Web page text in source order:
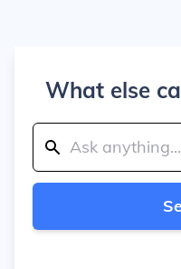
What else